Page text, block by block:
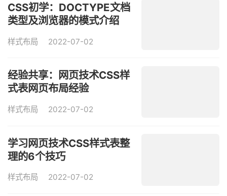
CSS初学：DOCTYPE文档
类型及浏览器的模式介绍
样式布局 2022-07-02
经验共享：网页技术CSS样
式表网页布局经验
样式布局 2022-07-02
学习网页技术CSS样式表整
理的6个技巧
样式布局 2022-07-02